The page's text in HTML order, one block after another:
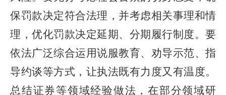
保罚款决定符合法理，并考虑相关事理和情
理，优化罚款决定延期、分期履行制度。要
依法广泛综合运用说服教育、劝导示范、指
导约谈等方式，让执法既有力度又有温度。
总结证券等领域经验做法，在部分领域研